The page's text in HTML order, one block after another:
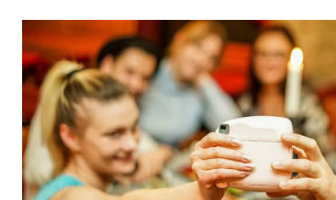
Hvordan
lage
geofilter
på
Snapchat